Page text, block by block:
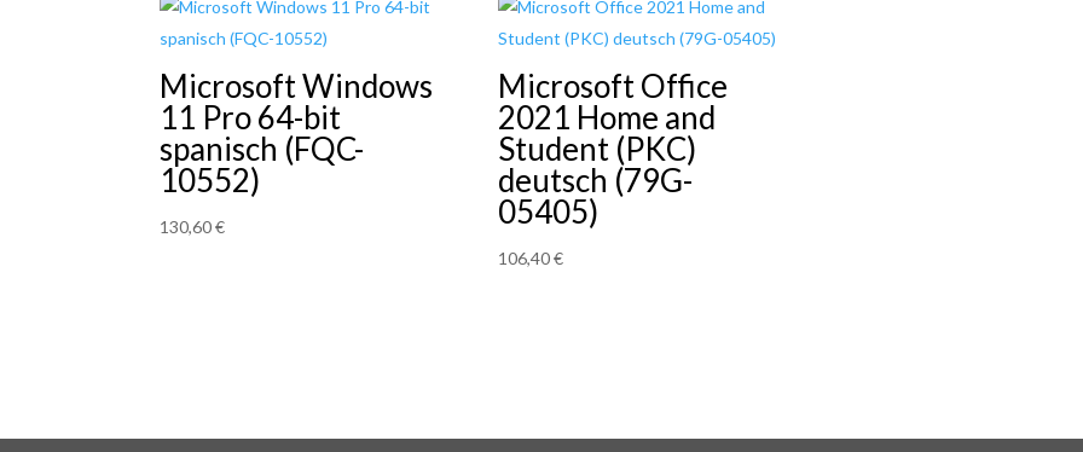
Microsoft Windows
11 Pro 64-bit
spanisch (FQC-
10552)
130,60€
Microsoft Office
2021 Home and
Student (PKC)
deutsch (79G-
05405)
106,40€